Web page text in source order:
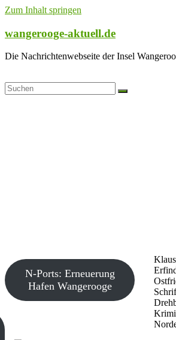
Zum Inhalt springen
wangerooge-aktuell.de
Die Nachrichtenwebseite der Insel
N-Ports: Erneuerung
Hafen Wangerooge